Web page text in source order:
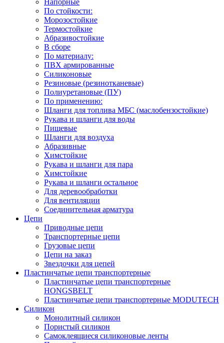
По стойкости:
Морозостойкие
Термостойкие
Абразивостойкие
В сборе
По материалу:
ПВХ армированные
Силиконовые
Резиновые (резинотканевые)
Полиуретановые (ПУ)
По применению:
Шланги для топлива МБС (маслобензостойкие)
Рукава и шланги для воды
Пищевые
Шланги для воздуха
Абразивные
Химстойкие
Рукава и шланги для пара
Химстойкие
Рукава и шланги остальное
Для деревообработки
Для вентиляции
Соединительная арматура
Цепи
Приводные цепи
Транспортерные цепи
Грузовые цепи
Цепи на заказ
Звездочки для цепей
Пластинчатые цепи транспортерные
Пластинчатые цепи транспортерные
HONGSBELT
Пластинчатые цепи транспортерные MODUTECH
Силикон
Монолитный силикон
Пористый силикон
Самоклеящиеся силиконовые ленты